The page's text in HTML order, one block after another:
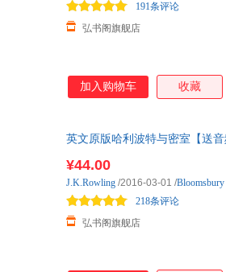
弘书阁旗舰店
191条评论
加入购物车 收藏
英文原版哈利波特与密室【送音
¥44.00
弘书阁旗舰店
218条评论
J.K.Rowling /2016-03-01 /